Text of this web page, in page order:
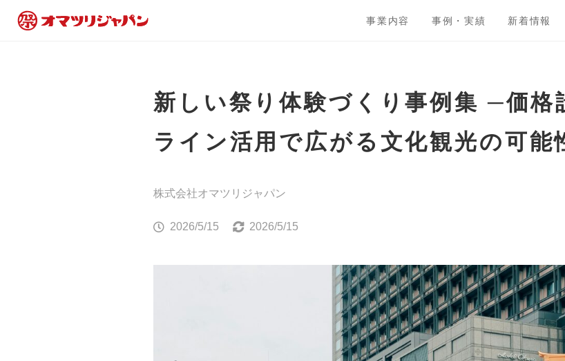
事業内容 事例・実績 新着情報
新しい祭り体験づくり事例集 ─価格
ライン活用で広がる文化観光の可能
株式会社オマツリジャパン
2026/5/15 2026/5/15